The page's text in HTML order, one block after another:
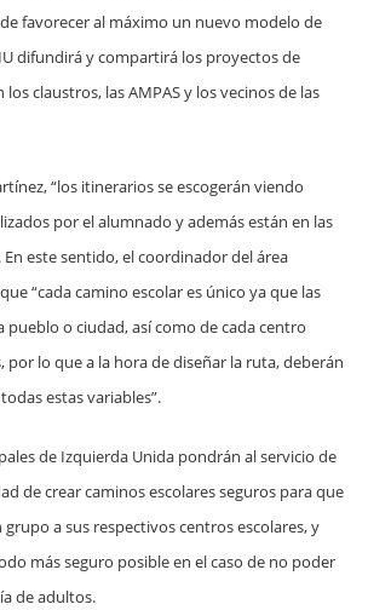
favorecer al máximo un nuevo modelo de
difundirá y compartirá los proyectos de
claustros, las AMPAS y los vecinos de las
“los itinerarios se escogerán viendo
por el alumnado y además están en las
En este sentido, el coordinador del área
“cada camino escolar es único ya que las
pueblo o ciudad, así como de cada centro
por lo que a la hora de diseñar la ruta, deberán
estas variables”.
de Izquierda Unida pondrán al servicio de
de crear caminos escolares seguros para que
a sus respectivos centros escolares, y
más seguro posible en el caso de no poder
de adultos.